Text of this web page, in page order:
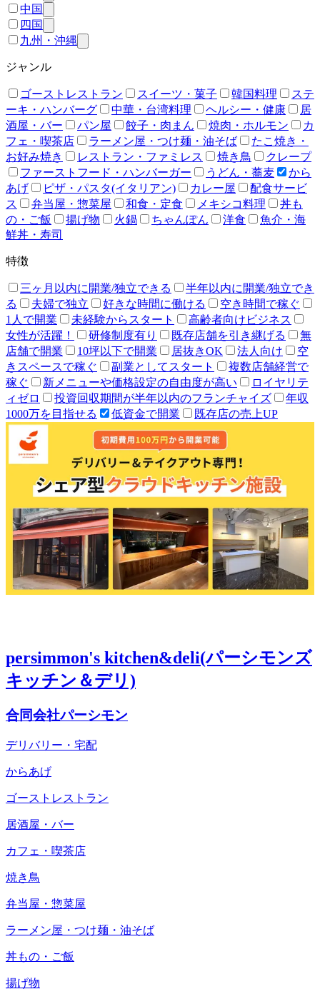
中国
四国
九州・沖縄
ジャンル
ゴーストレストラン スイーツ・菓子 韓国料理
ステ
ーキ・ハンバーグ
中華・台湾料理 ヘルシー・健康
居
酒屋・バー
パン屋 餃子・肉まん 焼肉・ホルモン
カ
フェ・喫茶店
ラーメン屋・つけ麺・油そば
たこ焼き・
お好み焼き
レストラン・ファミレス 焼き鳥
クレープ
ファーストフード・ハンバーガー
うどん・蕎麦
から
あげ
ピザ・パスタ(イタリアン) カレー屋
配食サービ
ス
弁当屋・惣菜屋 和食・定食 メキシコ料理
丼も
の・ご飯
揚げ物 火鍋 ちゃんぽん 洋食
魚介・海
鮮丼・寿司
特徴
三ヶ月以内に開業/独立できる
半年以内に開業/独立でき
る
夫婦で独立 好きな時間に働ける
空き時間で稼ぐ
1人で開業
未経験からスタート
高齢者向けビジネス
女性が活躍！
研修制度有り 既存店舗を引き継げる
無
店舗で開業
10坪以下で開業 居抜きOK 法人向け
空
きスペースで稼ぐ
副業としてスタート
複数店舗経営で
稼ぐ
新メニューや価格設定の自由度が高い
ロイヤリテ
ィゼロ
投資回収期間が半年以内のフランチャイズ
年収
1000万を目指せる
低資金で開業 既存店の売上UP
persimmon's kitchen&deli(パーシモンズ
キッチン＆デリ)
合同会社パーシモン
デリバリー・宅配
からあげ
ゴーストレストラン
居酒屋・バー
カフェ・喫茶店
焼き鳥
弁当屋・惣菜屋
ラーメン屋・つけ麺・油そば
丼もの・ご飯
揚げ物